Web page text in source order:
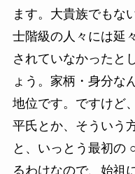
ます。大貴族でもな
士階級の人々には延
されていなかったと
ょう。家柄・身分な
地位です。ですけど
平氏とか、そういう
と、いっとう最初の
るわけなので、始祖